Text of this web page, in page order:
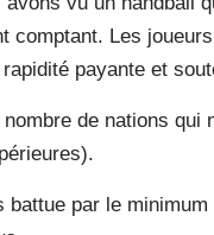
comptant. Les
payante et
de nations
battue par le